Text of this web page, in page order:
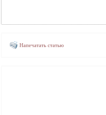
Напечатать статью